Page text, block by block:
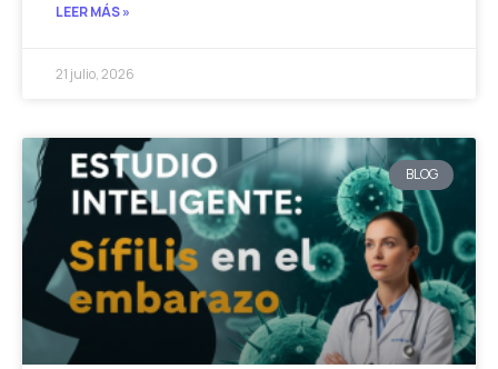
LEER MÁS »
21 julio, 2026
BLOG